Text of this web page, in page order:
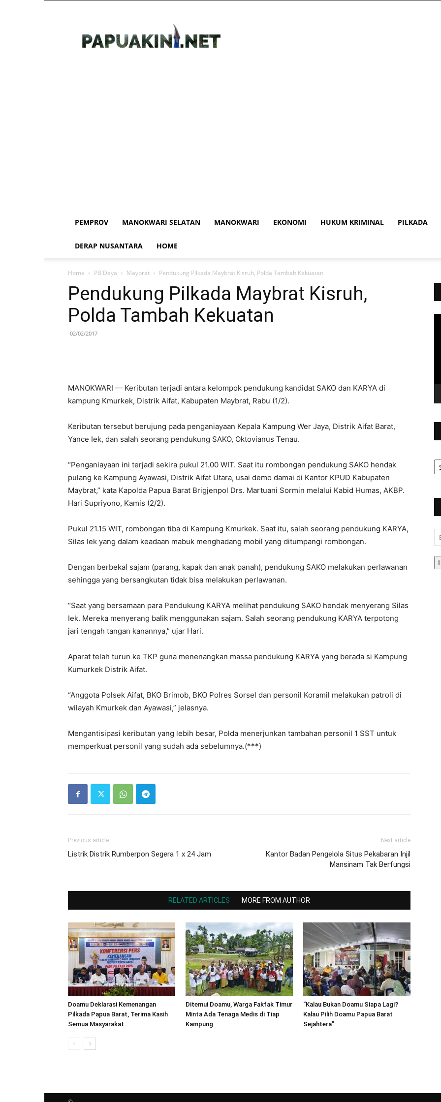
PEMPROV MANOKWARI SELATAN MANOKWARI EKONOMI HUKUM KRIMINAL PILKADA
DERAP NUSANTARA HOME
Home PB Daya Maybrat Pendukung Pilkada Maybrat Kisruh, Polda Tambah Kekuatan
Pendukung Pilkada Maybrat Kisruh,
Polda Tambah Kekuatan
02/02/2017
MANOKWARI — Keributan terjadi antara kelompok pendukung kandidat SAKO dan KARYA di
kampung Kmurkek, Distrik Aifat, Kabupaten Maybrat, Rabu (1/2).
Keributan tersebut berujung pada penganiayaan Kepala Kampung Wer Jaya, Distrik Aifat Barat,
Yance Iek, dan salah seorang pendukung SAKO, Oktovianus Tenau.
“Penganiayaan ini terjadi sekira pukul 21.00 WIT. Saat itu rombongan pendukung SAKO hendak
pulang ke Kampung Ayawasi, Distrik Aifat Utara, usai demo damai di Kantor KPUD Kabupaten
Maybrat,” kata Kapolda Papua Barat Brigjenpol Drs. Martuani Sormin melalui Kabid Humas, AKBP.
Hari Supriyono, Kamis (2/2).
Pukul 21.15 WIT, rombongan tiba di Kampung Kmurkek. Saat itu, salah seorang pendukung KARYA,
Silas Iek yang dalam keadaan mabuk menghadang mobil yang ditumpangi rombongan.
Dengan berbekal sajam (parang, kapak dan anak panah), pendukung SAKO melakukan perlawanan
sehingga yang bersangkutan tidak bisa melakukan perlawanan.
“Saat yang bersamaan para Pendukung KARYA melihat pendukung SAKO hendak menyerang Silas
Iek. Mereka menyerang balik menggunakan sajam. Salah seorang pendukung KARYA terpotong
jari tengah tangan kanannya,” ujar Hari.
Aparat telah turun ke TKP guna menenangkan massa pendukung KARYA yang berada si Kampung
Kumurkek Distrik Aifat.
“Anggota Polsek Aifat, BKO Brimob, BKO Polres Sorsel dan personil Koramil melakukan patroli di
wilayah Kmurkek dan Ayawasi,” jelasnya.
Mengantisipasi keributan yang lebih besar, Polda menerjunkan tambahan personil 1 SST untuk
memperkuat personil yang sudah ada sebelumnya.(***)
Previous article
Listrik Distrik Rumberpon Segera 1 x 24 Jam
Next article
Kantor Badan Pengelola Situs Pekabaran Injil
Mansinam Tak Berfungsi
RELATED ARTICLES MORE FROM AUTHOR
Doamu Deklarasi Kemenangan
Pilkada Papua Barat, Terima Kasih
Semua Masyarakat
Ditemui Doamu, Warga Fakfak Timur
Minta Ada Tenaga Medis di Tiap
Kampung
“Kalau Bukan Doamu Siapa Lagi?
Kalau Pilih Doamu Papua Barat
Sejahtera”